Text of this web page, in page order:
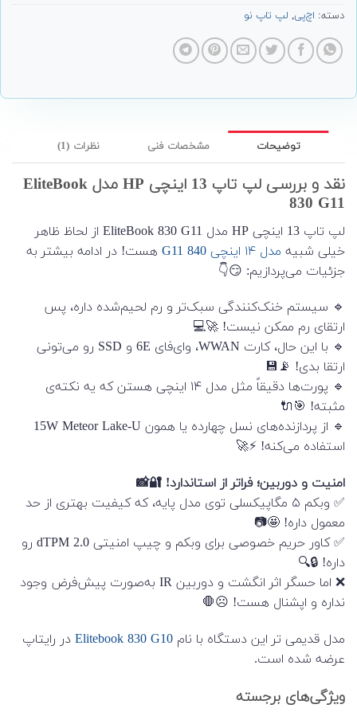
دسته: اچ‌پی, لپ تاپ نو
توضیحات مشخصات فنی نظرات (1)
نقد و بررسی لپ تاپ 13 اینچی HP مدل EliteBook
830 G11
لپ تاپ 13 اینچی HP مدل EliteBook 830 G11 از لحاظ ظاهر
خیلی شبیه مدل ۱۴ اینچی 840 G11
هست! در ادامه بیشتر به
جزئیات می‌پردازیم: 😏👇
🔹 سیستم خنک‌کنندگی سبک‌تر و رم لحیم‌شده داره، پس
ارتقای رم ممکن نیست! 🚀💻
🔹 با این حال، کارت WWAN، وای‌فای 6E و SSD رو می‌تونی
ارتقا بدی! 📡💾
🔹 پورت‌ها دقیقاً مثل مدل ۱۴ اینچی هستن که یه نکته‌ی
مثبته! 🎯🔌
🔹 از پردازنده‌های نسل چهارده یا همون 15W Meteor Lake-U
استفاده می‌کنه! ⚡🚀
امنیت و دوربین؛ فراتر از استاندارد! 🔐📸
✅ وبکم ۵ مگاپیکسلی توی مدل پایه، که کیفیت بهتری از حد
معمول داره! 🤩📷
✅ کاور حریم خصوصی برای وبکم و چیپ امنیتی dTPM 2.0 رو
داره! 🔒🔍
❌ اما حسگر اثر انگشت و دوربین IR به‌صورت پیش‌فرض وجود
نداره و اپشنال هست! ☹️🛑
مدل قدیمی تر این دستگاه با نام Elitebook 830 G10 در رایتاپ
عرضه شده است.
ویژگی‌های برجسته